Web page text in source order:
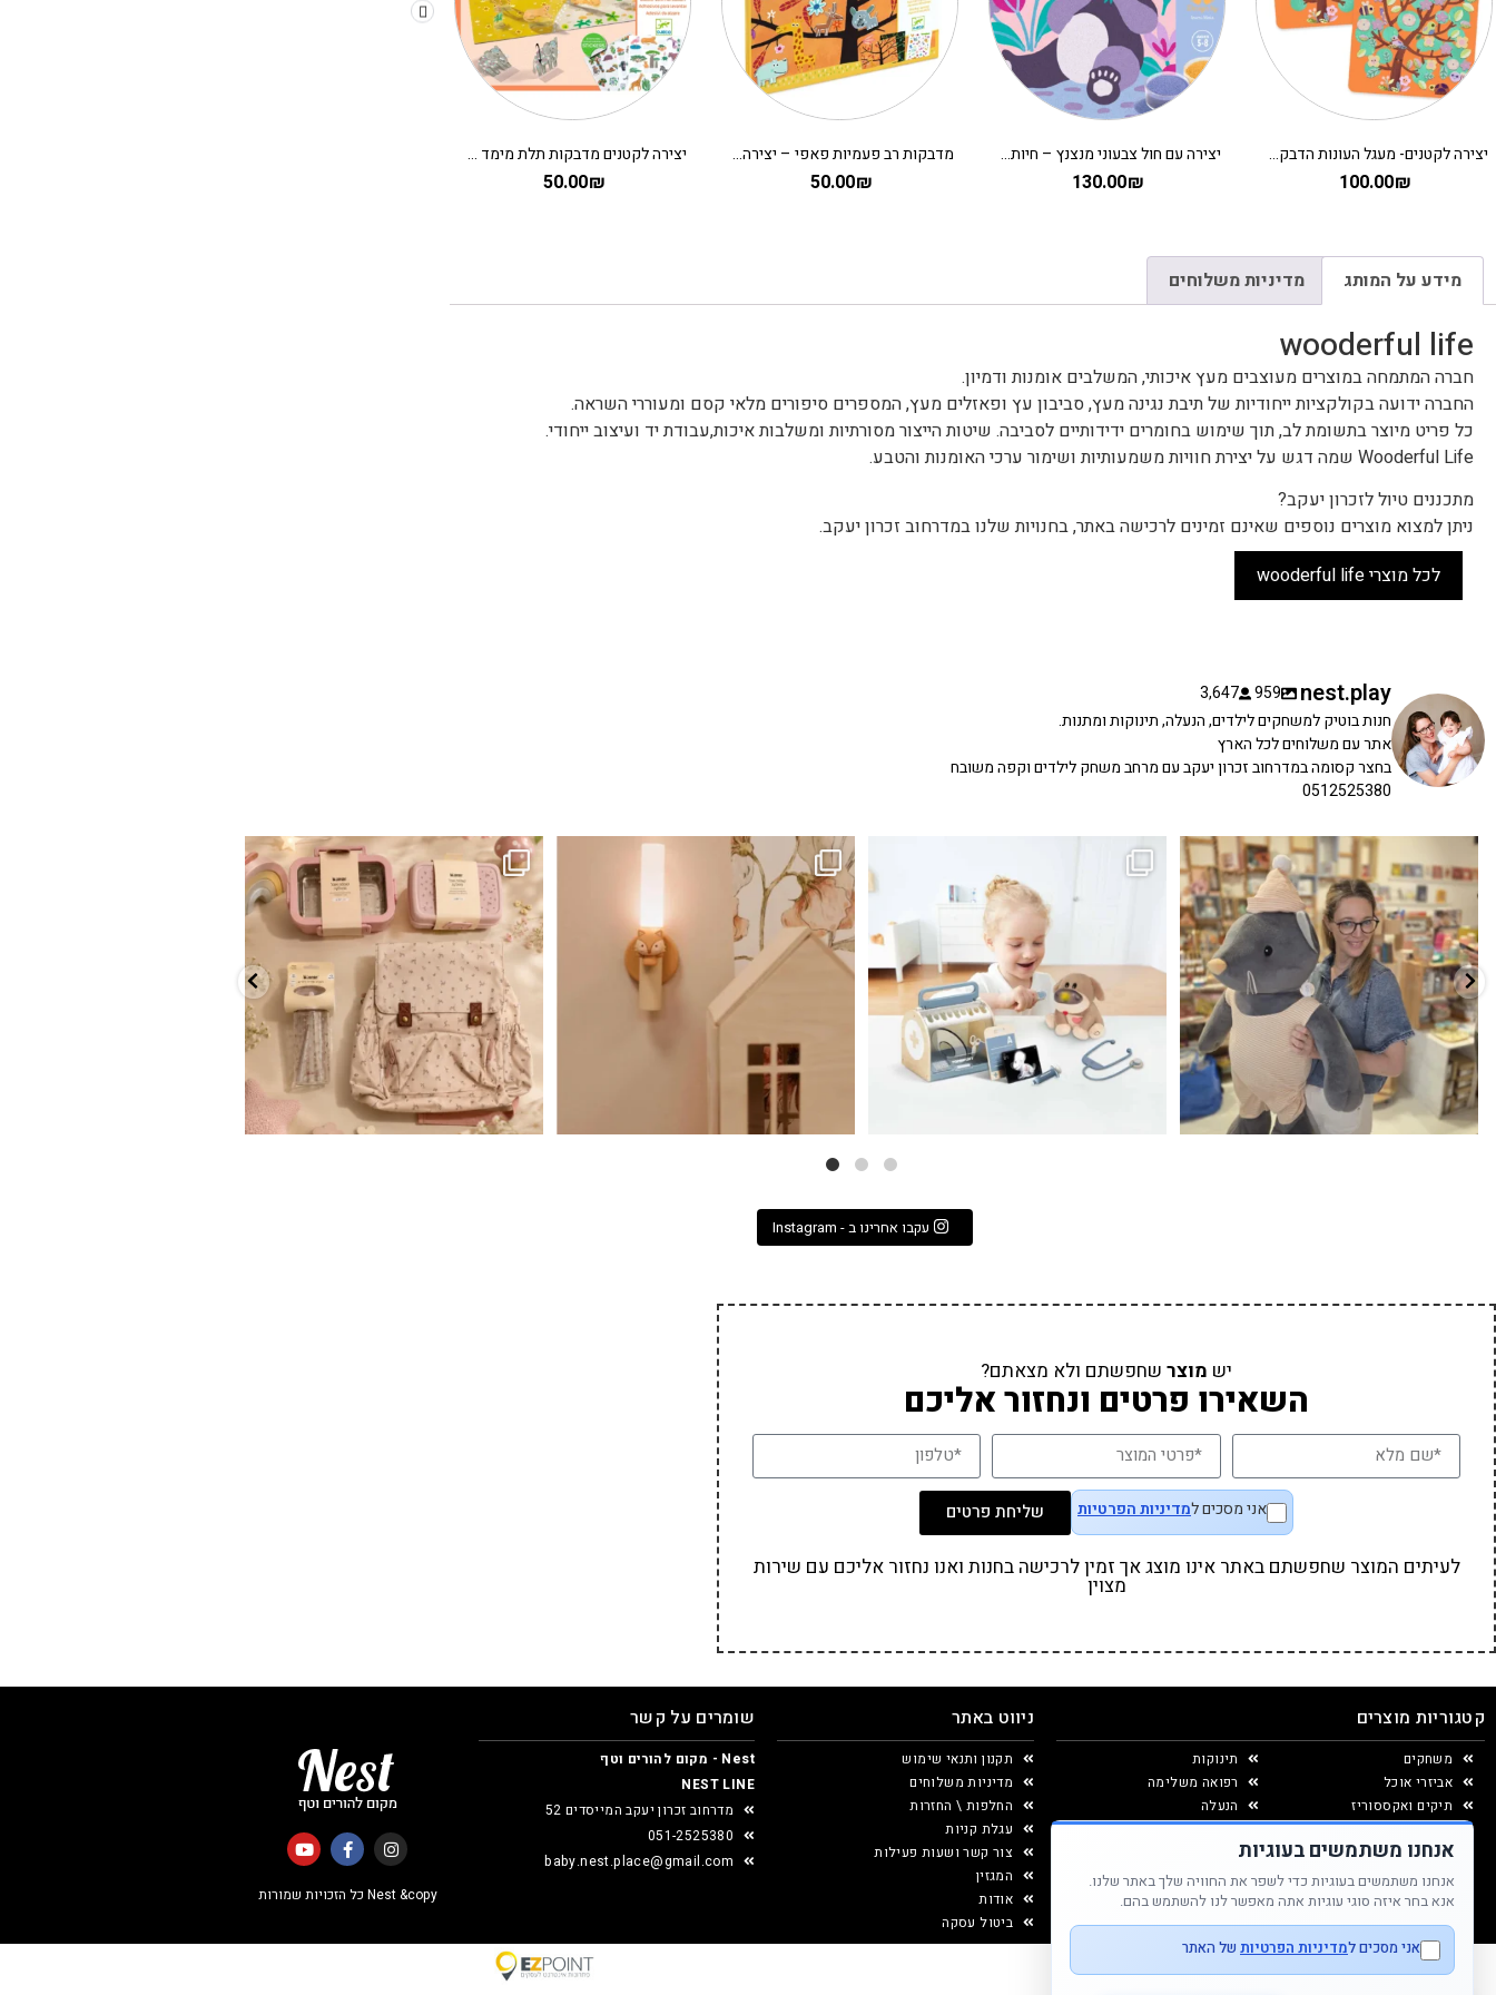
יצירה עם חול צבעוני מנצנץ – חיות מתוקות DJECO
130.00₪
מדבקות רב פעמיות פאפי – יצירה לקטנים על העץ
50.00₪
יצירה לקטנים מדבקות תלת מימד – מדבקות רב פעמיות סוואנה DJECO
50.00₪
יצירה עם צבעי ידיים – ים בנקודות DJECO
120.00₪
מידע על המותג מדיניות משלוחים
wooderful life
חברה המתמחה במוצרים מעוצבים מעץ איכותי, המשלבים אומנות ודמיון.
החברה ידועה בקולקציות ייחודיות של תיבת נגינה מעץ, סביבון עץ ופאזלים מעץ, המספרים סיפורים מלאי קסם ומעוררי השראה.
כל פריט מיוצר בתשומת לב, תוך שימוש בחומרים ידידותיים לסביבה. שיטות הייצור מסורתיות ומשלבות איכות,עבודת יד ועיצוב ייחודי.
Wooderful Life שמה דגש על יצירת חוויות משמעותיות ושימור ערכי האומנות והטבע.
מתכננים טיול לזכרון יעקב?
ניתן למצוא מוצרים נוספים שאינם זמינים לרכישה באתר, בחנויות שלנו במדרחוב זכרון יעקב.
לכל מוצרי wooderful life
nest.play
959
3,647
חנות בוטיק למשחקים לילדים, הנעלה, תינוקות ומתנות.
אתר עם משלוחים לכל הארץ
בחצר קסומה במדרחוב זכרון יעקב עם מרחב משחק לילדים וקפה משובח
0512525380
הקולקציה החדשה
9 4
גם פריט עיצובי לחדר, גם מנורת לילה מרגיעה, וגם...
0
7 0
כשפתחתי את החנות חלמתי ליצור מקום שהייתי
שמחה
39 16
עקבו אחרינו ב - Instagram
יש מוצר שחפשתם ולא מצאתם?
השאירו פרטים ונחזור אליכם
אני מסכים למדיניות הפרטיות שליחת פרטים
לעיתים המוצר שחפשתם באתר אינו מוצג אך זמין לרכישה בחנות ואנו נחזור אליכם עם שירות
מצוין
קטגוריות מוצרים
משחקים
אביזרי אוכל
תיקים ואקססוריז
יצירה ומוצרי נייר
עיצוב החדר
תינוקות
רפואה משלימה
הנעלה
ניווט באתר
תקנון ותנאי שימוש
מדיניות משלוחים
החלפות \ החזרות
עגלת קניות
צור קשר ושעות פעילות
המגזין
אודות
ביטול עסקה
שומרים על קשר
Nest - מקום להורים וטף
NEST LINE
מדרחוב זכרון יעקב המייסדים 52
051-2525380
baby.nest.place@gmail.com
Nest &copy כל הזכויות שמורות
אנחנו משתמשים בעוגיות
אנחנו משתמשים בעוגיות כדי לשפר את החוויה שלך באתר שלנו.
אנא בחר איזה סוגי עוגיות אתה מאפשר לנו להשתמש בהם.
אני מסכים למדיניות הפרטיות של האתר